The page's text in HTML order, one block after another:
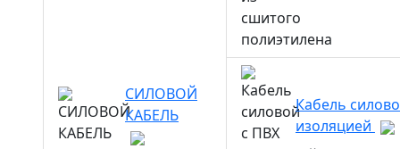
СИЛОВОЙ
КАБЕЛЬ
Кабель
изоляцией